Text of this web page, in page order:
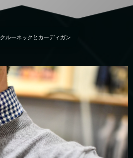
クルーネックとカーディガン